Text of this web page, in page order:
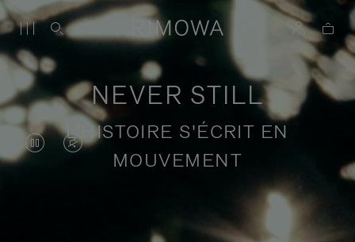
NEVER STILL
L'HISTOIRE S'ÉCRIT EN
MOUVEMENT
LA LE